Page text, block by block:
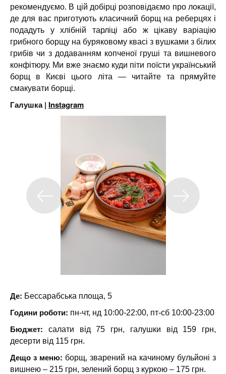
рекомендуємо. В цій добірці розповідаємо про локації,
де для вас приготують класичний борщ на реберцях і
подадуть у хлібній тарліці або ж цікаву варіацію
грибного борщу на буряковому квасі з вушками з білих
грибів чи з додаванням копченої груші та вишневого
конфітюру. Ми вже знаємо куди піти поїсти український
борщ в Києві цього літа — читайте та прямуйте
смакувати борщі.
Галушка | Instagram
Де: Бессарабська площа, 5
Години роботи: пн-чт, нд 10:00-22:00, пт-сб 10:00-23:00
Бюджет: салати від 75 грн, галушки від 159 грн,
десерти від 115 грн.
Дещо з меню: борщ, зварений на качиному бульйоні з
вишнею – 215 грн, зелений борщ з куркою – 175 грн.